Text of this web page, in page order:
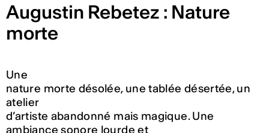
Augustin Rebetez : Nature
morte
Une
nature morte désolée, une tablée désertée, un
atelier
d’artiste abandonné mais magique. Une
ambiance sonore lourde et